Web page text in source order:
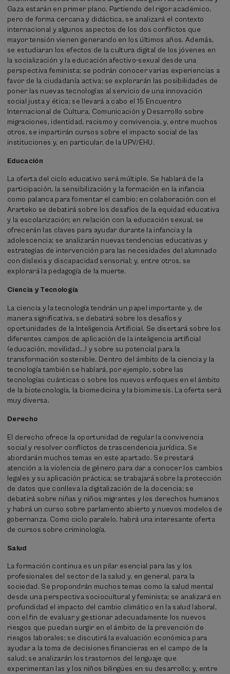
Gaza estarán en primer plano. Partiendo del rigor académico,
pero de forma cercana y didáctica, se analizará el contexto
internacional y algunos aspectos de los dos conflictos que
mayor tensión vienen generando en los últimos años. Además,
se estudiaran los efectos de la cultura digital de los jóvenes en
la socialización y la educación afectivo-sexual desde una
perspectiva feminista; se podrán conocer varias experiencias a
favor de la ciudadanía activa; se explorarán las posibilidades de
poner las nuevas tecnologías al servicio de una innovación
social justa y ética; se llevará a cabo el 15 Encuentro
Internacional de Cultura, Comunicación y Desarrollo sobre
migraciones, identidad, racismo y convivencia, y, entre muchos
otros, se impartirán cursos sobre el impacto social de las
instituciones y, en particular, de la UPV/EHU.
Educación
La oferta del ciclo educativo será múltiple. Se hablará de la
participación, la sensibilización y la formación en la infancia
como palanca para fomentar el cambio; en colaboración con el
Ararteko se debatirá sobre los desafíos de la equidad educativa
y la escolarización; en relación con la educación sexual, se
ofrecerán las claves para ayudar durante la infancia y la
adolescencia; se analizarán nuevas tendencias educativas y
estrategias de intervención para las necesidades del alumnado
con dislexia y discapacidad sensorial; y, entre otros, se
explorará la pedagogía de la muerte.
Ciencia y Tecnología
La ciencia y la tecnología tendrán un papel importante y, de
manera significativa, se debatirá sobre los desafíos y
oportunidades de la Inteligencia Artificial. Se disertará sobre los
diferentes campos de aplicación de la inteligencia artificial
(educación, movilidad...) y sobre su potencial para la
transformación sostenible. Dentro del ámbito de la ciencia y la
tecnología también se hablará, por ejemplo, sobre las
tecnologías cuánticas o sobre los nuevos enfoques en el ámbito
de la biotecnología, la biomedicina y la biomimesis. La oferta será
muy diversa.
Derecho
El derecho ofrece la oportunidad de regular la convivencia
social y resolver conflictos de trascendencia jurídica. Se
abordarán muchos temas en este apartado. Se prestará
atención a la violencia de género para dar a conocer los cambios
legales y su aplicación práctica; se trabajará sobre la protección
de datos que conlleva la digitalización de la docencia; se
debatirá sobre niñas y niños migrantes y los derechos humanos
y habrá un curso sobre parlamento abierto y nuevos modelos de
gobernanza. Como ciclo paralelo, habrá una interesante oferta
de cursos sobre criminología.
Salud
La formación continua es un pilar esencial para las y los
profesionales del sector de la salud y, en general, para la
sociedad. Se propondrán muchos temas como la salud mental
desde una perspectiva sociocultural y feminista; se analizará en
profundidad el impacto del cambio climático en la salud laboral,
con el fin de evaluar y gestionar adecuadamente los nuevos
riesgos que puedan surgir en el ámbito de la prevención de
riesgos laborales; se discutirá la evaluación económica para
ayudar a la toma de decisiones financieras en el campo de la
salud; se analizarán los trastornos del lenguaje que
experimentan las y los niños bilingües en su desarrollo; y, entre